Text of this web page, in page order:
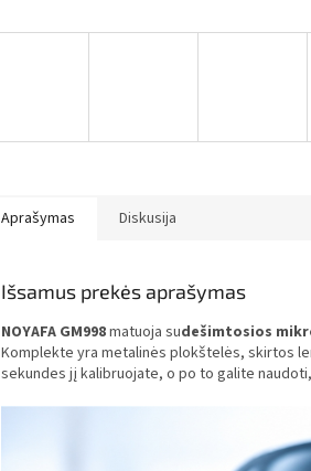
Aprašymas Diskusija
Išsamus prekės aprašymas
NOYAFA GM998matuoja sudešimtosios
Komplekte yra metalinės plokštelės, skirtos
sekundes jį kalibruojate, o po to galite